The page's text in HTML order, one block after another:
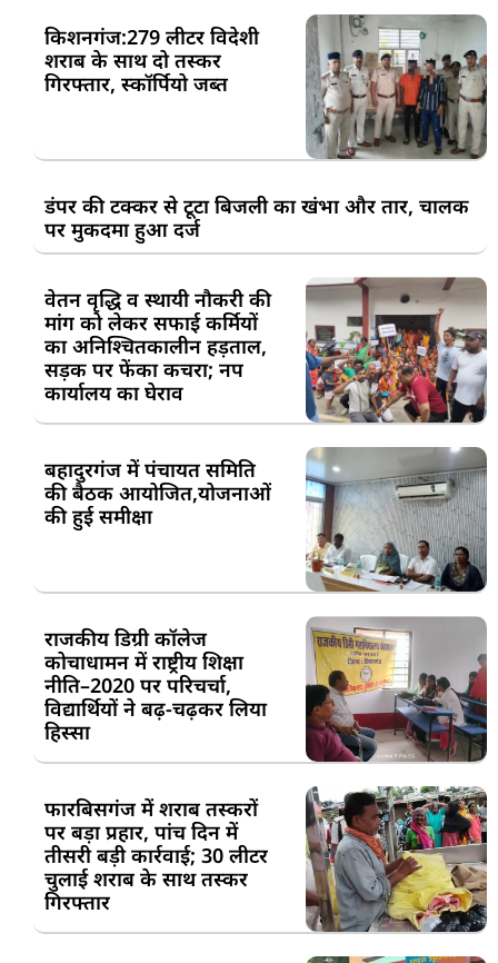
किशनगंज:279 लीटर विदेशी
शराब के साथ दो तस्कर
गिरफ्तार, स्कॉर्पियो जब्त
डंपर की टक्कर से टूटा बिजली का खंभा और तार, चालक
पर मुकदमा हुआ दर्ज
वेतन वृद्धि व स्थायी नौकरी की
मांग को लेकर सफाई कर्मियों
का अनिश्चितकालीन हड़ताल,
सड़क पर फेंका कचरा; नप
कार्यालय का घेराव
बहादुरगंज में पंचायत समिति
की बैठक आयोजित,योजनाओं
की हुई समीक्षा
राजकीय डिग्री कॉलेज
कोचाधामन में राष्ट्रीय शिक्षा
नीति–2020 पर परिचर्चा,
विद्यार्थियों ने बढ़-चढ़कर लिया
हिस्सा
फारबिसगंज में शराब तस्करों
पर बड़ा प्रहार, पांच दिन में
तीसरी बड़ी कार्रवाई; 30 लीटर
चुलाई शराब के साथ तस्कर
गिरफ्तार